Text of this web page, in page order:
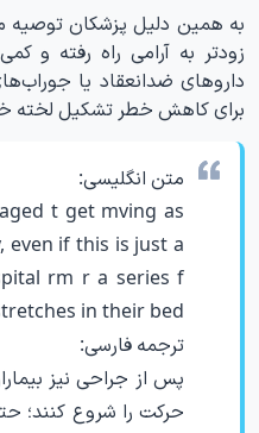
به همین دلیل پزشکان توصیه
زودتر به آرامی راه رفته و
داروهای ضدانعقاد یا
برای کاهش خطر تشکیل لخته
متن انگلیسی:
t get mving as
even if this is just a
rm r a series f
in their bed.
ترجمه فارسی:
پس از جراحی نیز
حرکت را شروع کنند؛